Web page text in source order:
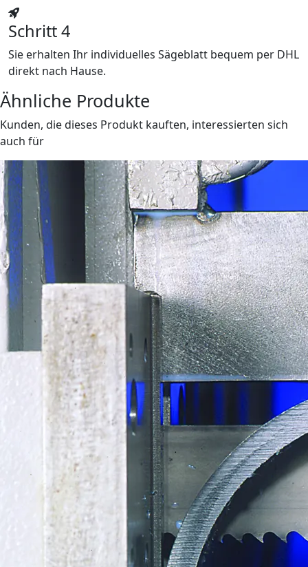
Schritt 4
Sie erhalten Ihr individuelles Sägeblatt bequem per DHL
direkt nach Hause.
Ähnliche Produkte
Kunden, die dieses Produkt kauften, interessierten sich
auch für